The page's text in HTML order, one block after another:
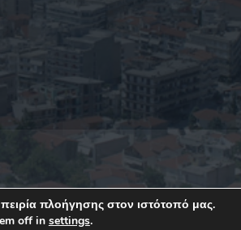
πλοήγησης στον ιστότοπό μας.
off in settings.